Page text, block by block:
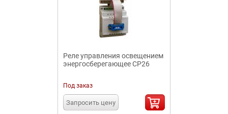
Реле управления освещением
энергосберегающее СР26
Под заказ
Запросить цену